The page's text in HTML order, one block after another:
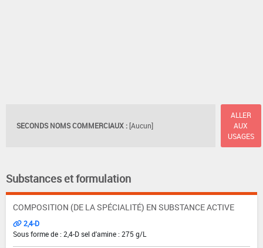
SECONDS NOMS COMMERCIAUX : [Aucun]
ALLER
AUX
USAGES
Substances et formulation
COMPOSITION (DE LA SPÉCIALITÉ) EN SUBSTANCE ACTIVE
2,4-D
Sous forme de : 2,4-D sel d'amine : 275 g/L